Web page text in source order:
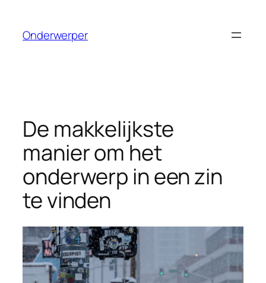
Onderwerper
De makkelijkste
manier om het
onderwerp in een zin
te vinden